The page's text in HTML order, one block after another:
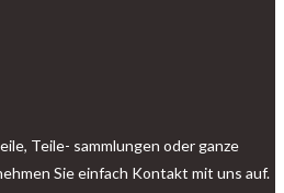
Teile- sammlungen oder ganze
Sie einfach Kontakt mit uns auf.